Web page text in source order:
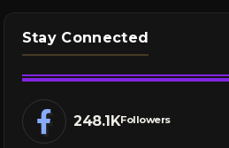
Stay Connected
248.1KFollowers